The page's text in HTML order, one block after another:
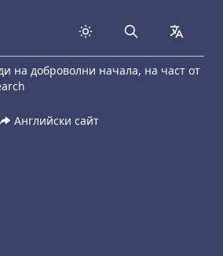
Search
на доброволни начала, на част от
Английски сайт